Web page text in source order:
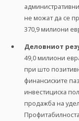
не можат да се
370,9 милиони
Деловниот
49,0 милиони
при што
финансиските
инвестициска
продажба на